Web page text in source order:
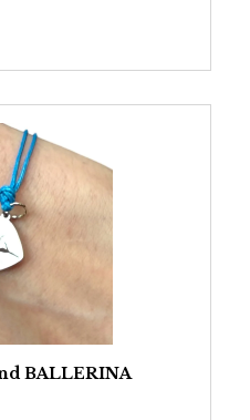
Freundschafts Armband BALLERINA